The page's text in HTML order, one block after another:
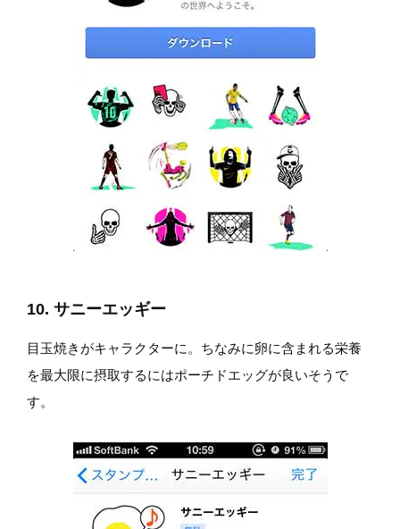
10. サニーエッギー
目玉焼きがキャラクターに。ちなみに卵に含まれる栄養
を最大限に摂取するにはポーチドエッグが良いそうで
す。